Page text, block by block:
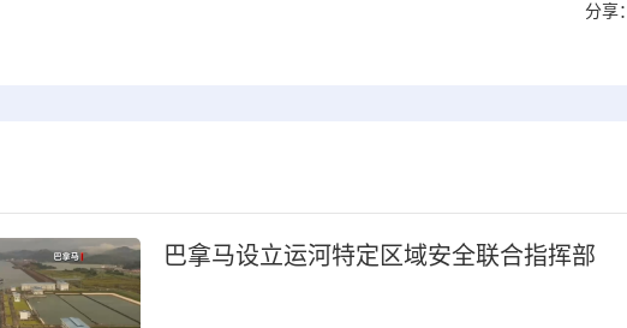
分享：
巴拿马设立运河特定区域安全联合指挥部